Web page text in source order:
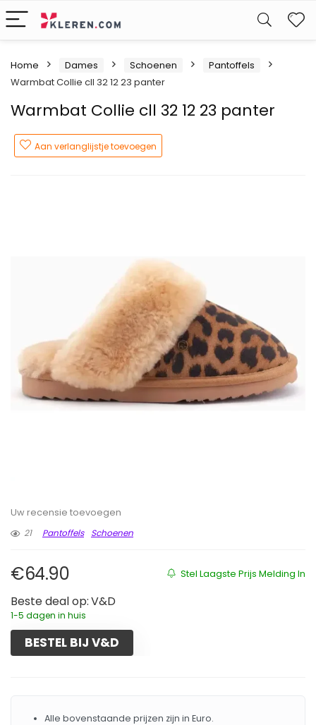
Home Dames Schoenen
Pantoffels
Warmbat Collie cll 32 12 23 panter
Warmbat Collie cll 32 12 23 panter
Aan verlanglijstje toevoegen
Uw recensie toevoegen
21
Pantoffels Schoenen
Stel Laagste Prijs Melding In
€64.90
Beste deal op: V&D
1-5 dagen in huis
BESTEL BIJ V&D
Alle bovenstaande prijzen zijn in Euro.